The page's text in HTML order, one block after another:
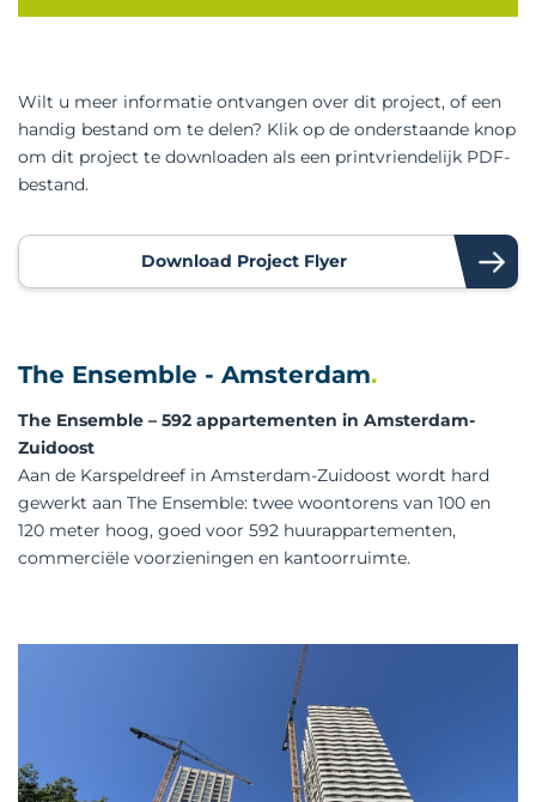
Wilt u meer informatie ontvangen over dit project, of een
handig bestand om te delen? Klik op de onderstaande knop
om dit project te downloaden als een printvriendelijk PDF-
bestand.
Download Project Flyer
The Ensemble - Amsterdam
The Ensemble – 592 appartementen in Amsterdam-
Zuidoost
Aan de Karspeldreef in Amsterdam-Zuidoost wordt hard
gewerkt aan The Ensemble: twee woontorens van 100 en
120 meter hoog, goed voor 592 huurappartementen,
commerciële voorzieningen en kantoorruimte.